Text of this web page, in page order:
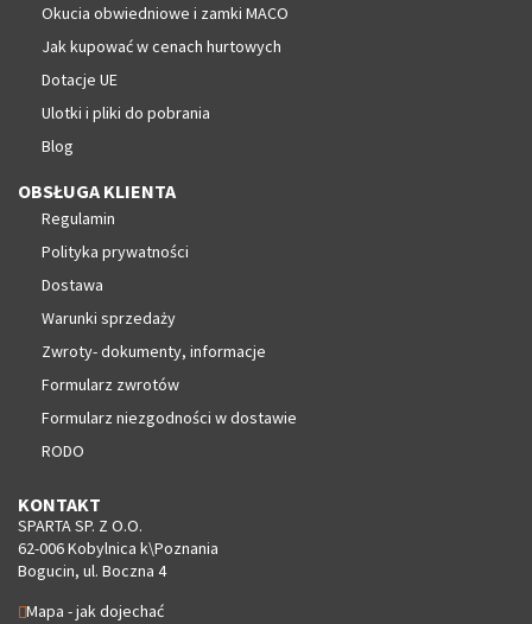
Okucia obwiedniowe i zamki MACO
Jak kupować w cenach hurtowych
Dotacje UE
Ulotki i pliki do pobrania
Blog
OBSŁUGA KLIENTA
Regulamin
Polityka prywatności
Dostawa
Warunki sprzedaży
Zwroty- dokumenty, informacje
Formularz zwrotów
Formularz niezgodności w dostawie
RODO
KONTAKT
SPARTA SP. Z O.O.
62-006 Kobylnica k\Poznania
Bogucin, ul. Boczna 4
Mapa - jak dojechać